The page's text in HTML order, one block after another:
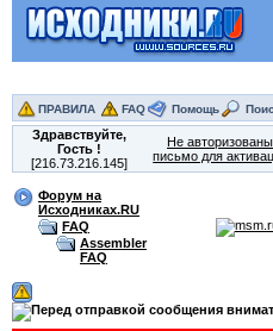
ПРАВИЛА FAQ Помощь
Здравствуйте,
Гость!
[216.73.216.145]
Не
письмо для
Форум на
Исходниках.RU
FAQ
Assembler
FAQ